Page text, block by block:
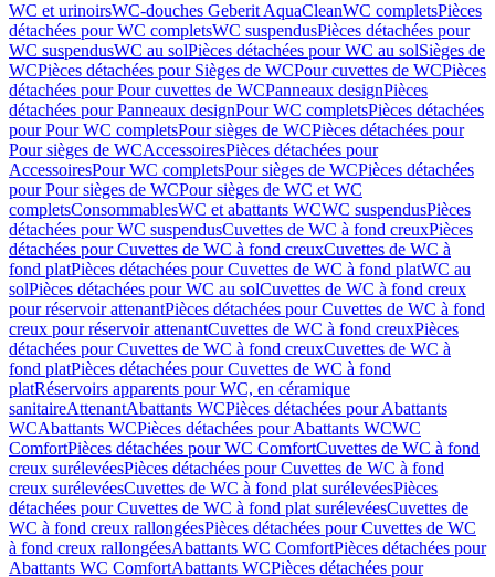
WC et urinoirsWC-douches Geberit AquaCleanWC completsPièces
détachées pour WC completsWC suspendusPièces détachées pour
WC suspendusWC au solPièces détachées pour WC au solSièges de
WCPièces détachées pour Sièges de WCPour cuvettes de WCPièces
détachées pour Pour cuvettes de WCPanneaux designPièces
détachées pour Panneaux designPour WC completsPièces détachées
pour Pour WC completsPour sièges de WCPièces détachées pour
Pour sièges de WCAccessoiresPièces détachées pour
AccessoiresPour WC completsPour sièges de WCPièces détachées
pour Pour sièges de WCPour sièges de WC et WC
completsConsommablesWC et abattants WCWC suspendusPièces
détachées pour WC suspendusCuvettes de WC à fond creuxPièces
détachées pour Cuvettes de WC à fond creuxCuvettes de WC à
fond platPièces détachées pour Cuvettes de WC à fond platWC au
solPièces détachées pour WC au solCuvettes de WC à fond creux
pour réservoir attenantPièces détachées pour Cuvettes de WC à fond
creux pour réservoir attenantCuvettes de WC à fond creuxPièces
détachées pour Cuvettes de WC à fond creuxCuvettes de WC à
fond platPièces détachées pour Cuvettes de WC à fond
platRéservoirs apparents pour WC, en céramique
sanitaireAttenantAbattants WCPièces détachées pour Abattants
WCAbattants WCPièces détachées pour Abattants WCWC
ComfortPièces détachées pour WC ComfortCuvettes de WC à fond
creux surélevéesPièces détachées pour Cuvettes de WC à fond
creux surélevéesCuvettes de WC à fond plat surélevéesPièces
détachées pour Cuvettes de WC à fond plat surélevéesCuvettes de
WC à fond creux rallongéesPièces détachées pour Cuvettes de WC
à fond creux rallongéesAbattants WC ComfortPièces détachées pour
Abattants WC ComfortAbattants WCPièces détachées pour